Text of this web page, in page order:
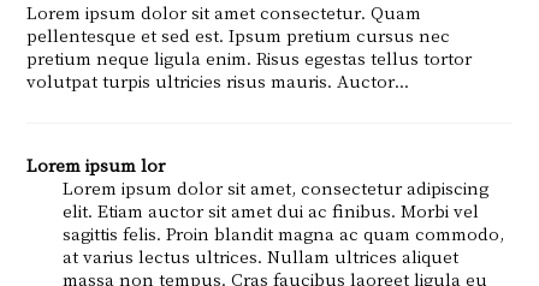
Lorem ipsum dolor sit amet consectetur. Quam
pellentesque et sed est. Ipsum pretium cursus nec
pretium neque ligula enim. Risus egestas tellus tortor
volutpat turpis ultricies risus mauris. Auctor...
Lorem ipsum lor
Lorem ipsum dolor sit amet, consectetur adipiscing
elit. Etiam auctor sit amet dui ac finibus. Morbi vel
sagittis felis. Proin blandit magna ac quam commodo,
at varius lectus ultrices. Nullam ultrices aliquet
massa non tempus. Cras faucibus laoreet ligula eu